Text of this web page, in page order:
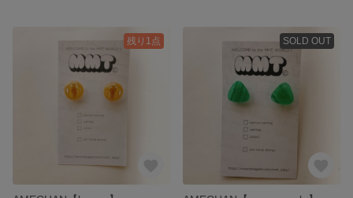
残り1点 SOLD OUT